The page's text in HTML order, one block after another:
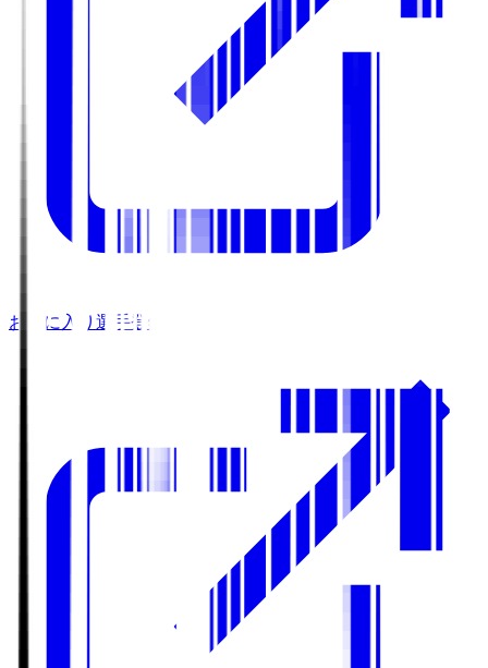
お気に入り選手登録